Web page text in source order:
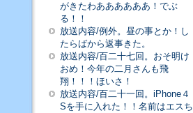
がきたわああああああ！でぶ
る！！
放送内容/例外。昼の事とか！し
たらばから返事きた。
放送内容/百二十七回。おそ明け
おめ！今年の二月さんも飛
翔！！！ほいさ！
放送内容/百二十一回。iPhone４
Sを手に入れた！！名前はエスち